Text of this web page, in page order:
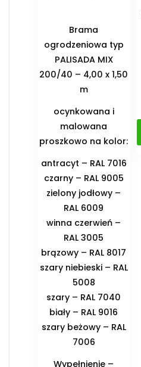
Brama
ogrodzeniowa typ
PALISADA MIX
200/40 – 4,00 x 1,50
m
ocynkowana i
malowana
proszkowo na kolor:
antracyt – RAL 7016
czarny – RAL 9005
zielony jodłowy –
RAL 6009
winna czerwień –
RAL 3005
brązowy – RAL 8017
szary niebieski – RAL
5008
szary – RAL 7040
biały – RAL 9016
szary beżowy – RAL
7006
Wypełnienie –